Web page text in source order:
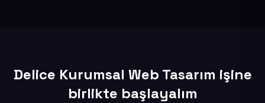
Delice Kurumsal Web Tasarım işine
birlikte başlayalım